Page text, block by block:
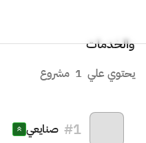
والخدمات
يحتوي علي 1 مشروع
#1 صنايعي